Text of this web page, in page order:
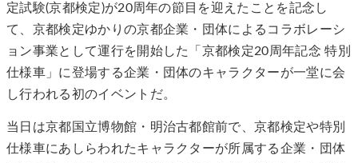
定試験(京都検定)が20周年の節目を迎えたことを記念し
て、京都検定ゆかりの京都企業・団体によるコラボレーシ
ョン事業として運行を開始した「京都検定20周年記念 特別
仕様車」に登場する企業・団体のキャラクターが一堂に会
し行われる初のイベントだ。
当日は京都国立博物館・明治古都館前で、京都検定や特別
仕様車にあしらわれたキャラクターが所属する企業・団体